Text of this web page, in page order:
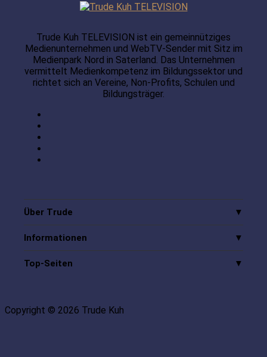
Trude Kuh TELEVISION ist ein gemeinnütziges
Medienunternehmen und WebTV-Sender mit Sitz im
Medienpark Nord in Saterland. Das Unternehmen
vermittelt Medienkompetenz im Bildungssektor und
richtet sich an Vereine, Non-Profits, Schulen und
Bildungsträger.
Über Trude
Informationen
Top-Seiten
Copyright © 2026 Trude Kuh